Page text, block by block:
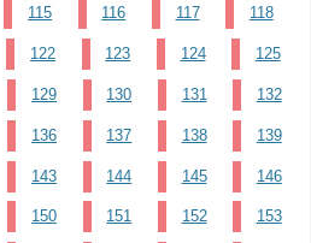
115 116 117 118
122 123 124 125
129 130 131 132
136 137 138 139
143 144 145 146
150 151 152 153